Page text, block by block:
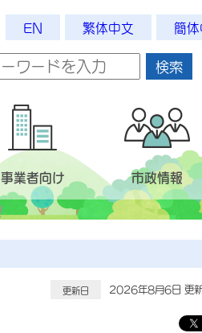
EN 繁体中文 簡体
検索
事業者向け 市政情報
更新日 2026年8月6日 更